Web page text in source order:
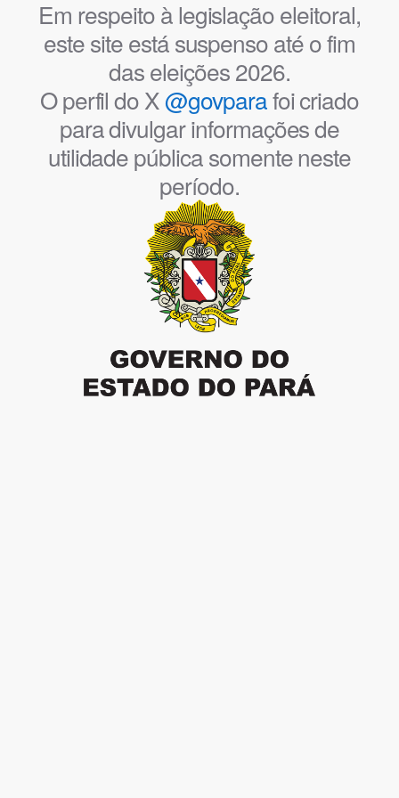
Em respeito à legislação eleitoral,
este site está suspenso até o fim
das eleições 2026.
O perfil do X@govparafoi criado
para divulgar informações de
utilidade pública somente neste
período.